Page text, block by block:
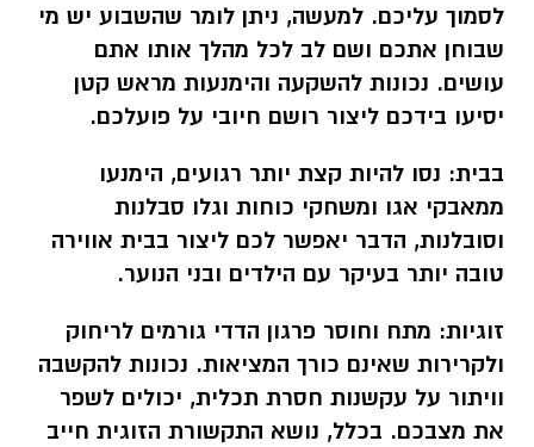
לסמוך עליכם. למעשה, ניתן לומר שהשבוע יש מי
שבוחן אתכם ושם לב לכל מהלך אותו אתם
עושים. נכונות להשקעה והימנעות מראש קטן
יסיעו בידכם ליצור רושם חיובי על פועלכם.
בבית: נסו להיות קצת יותר רגועים, הימנעו
ממאבקי אגו ומשחקי כוחות וגלו סבלנות
וסובלנות, הדבר יאפשר לכם ליצור בבית אווירה
טובה יותר בעיקר עם הילדים ובני הנוער.
זוגיות: מתח וחוסר פרגון הדדי גורמים לריחוק
ולקרירות שאינם כורך המציאות. נכונות להקשבה
וויתור על עקשנות חסרת תכלית, יכולים לשפר
את מצבכם. בכלל, נושא התקשורת הזוגית חייב